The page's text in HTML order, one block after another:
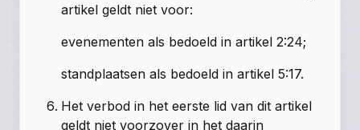
artikel geldt niet voor:
evenementen als bedoeld in artikel 2:24;
standplaatsen als bedoeld in artikel 5:17.
Het verbod in het eerste lid van dit artikel
geldt niet voorzover in het daarin